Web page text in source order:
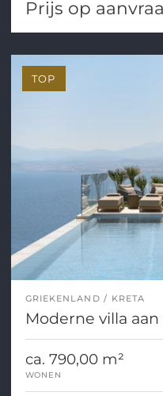
Prijs op
GRIEKENLAND KRETA
Moderne villa
ca. 790,00 m²
WONEN
TOP